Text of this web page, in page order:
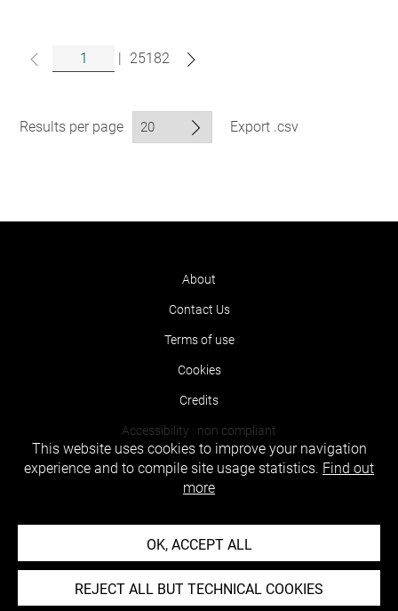
| 25182
Results per page Export .csv
About
Contact Us
Terms of use
Cookies
Credits
Accessibility : non compliant
This website uses cookies to improve your navigation
experience and to compile site usage statistics. Find out
more
OK, ACCEPT ALL
REJECT ALL BUT TECHNICAL COOKIES